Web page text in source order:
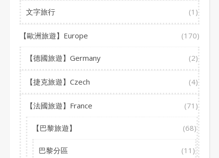
文字旅行 (1)
【歐洲旅遊】Europe (170)
【德國旅遊】Germany (2)
【捷克旅遊】Czech (4)
【法國旅遊】France (71)
【巴黎旅遊】 (68)
巴黎分區 (11)